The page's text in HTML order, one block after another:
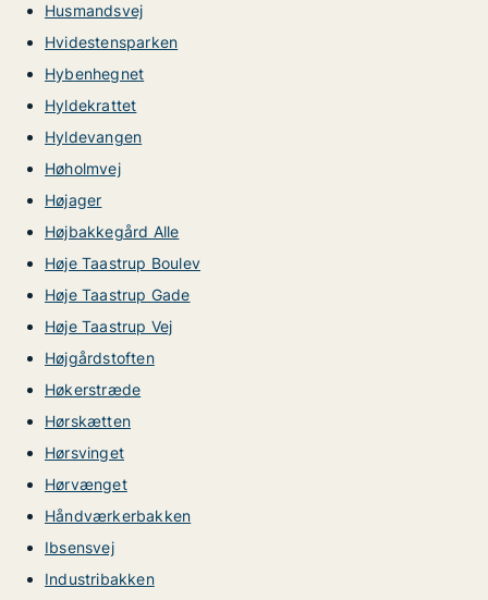
Husmandsvej
Hvidestensparken
Hybenhegnet
Hyldekrattet
Hyldevangen
Høholmvej
Højager
Højbakkegård Alle
Høje Taastrup Boulev
Høje Taastrup Gade
Høje Taastrup Vej
Højgårdstoften
Høkerstræde
Hørskætten
Hørsvinget
Hørvænget
Håndværkerbakken
Ibsensvej
Industribakken